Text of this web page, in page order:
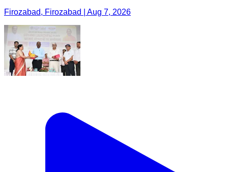
Firozabad, Firozabad | Aug 7, 2026